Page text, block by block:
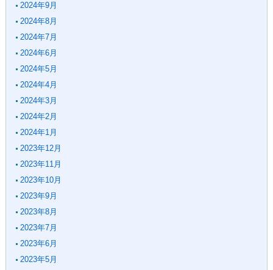
2024年9月
2024年8月
2024年7月
2024年6月
2024年5月
2024年4月
2024年3月
2024年2月
2024年1月
2023年12月
2023年11月
2023年10月
2023年9月
2023年8月
2023年7月
2023年6月
2023年5月